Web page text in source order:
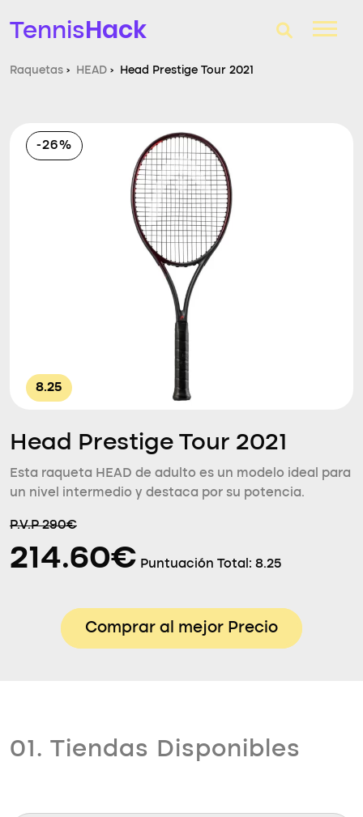
TennisHack
Raquetas de tenis
Zapatillas
Comparador
Consultorio
Raquetas › HEAD › Head Prestige Tour 2021
-26%
8.25
Head Prestige Tour 2021
Esta raqueta HEAD de adulto es un modelo ideal para
un nivel intermedio y destaca por su potencia.
P.V.P 290€
214.60€ Puntuación Total: 8.25
Comprar al mejor Precio
01. Tiendas Disponibles